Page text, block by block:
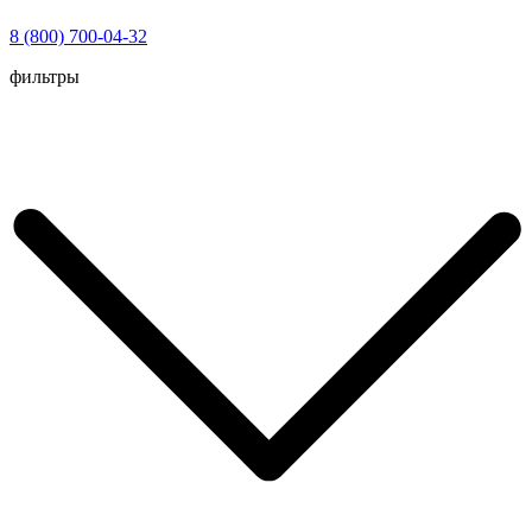
8 (800) 700-04-32
Перейти
фильтры